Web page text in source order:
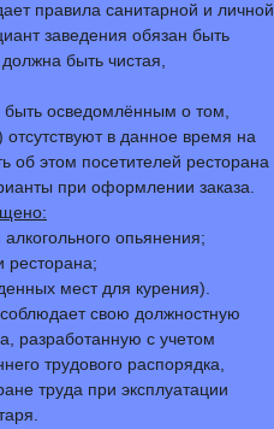
правила санитарной и личной
заведения обязан быть
быть чистая,
осведомлённым о том,
отсутствуют в данное время на
об этом посетителей ресторана
при оформлении заказа.
опьянения;
ресторана;
мест для курения).
свою должностную
разработанную с учетом
трудового распорядка,
труда при эксплуатации